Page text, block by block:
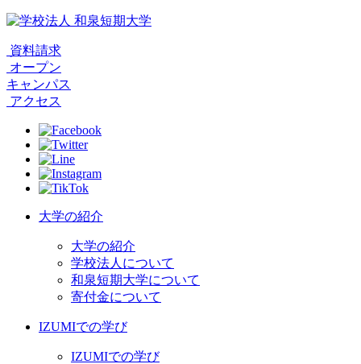
資料請求
オープン
キャンパス
アクセス
大学の紹介
大学の紹介
学校法人について
和泉短期大学について
寄付金について
IZUMIでの学び
IZUMIでの学び